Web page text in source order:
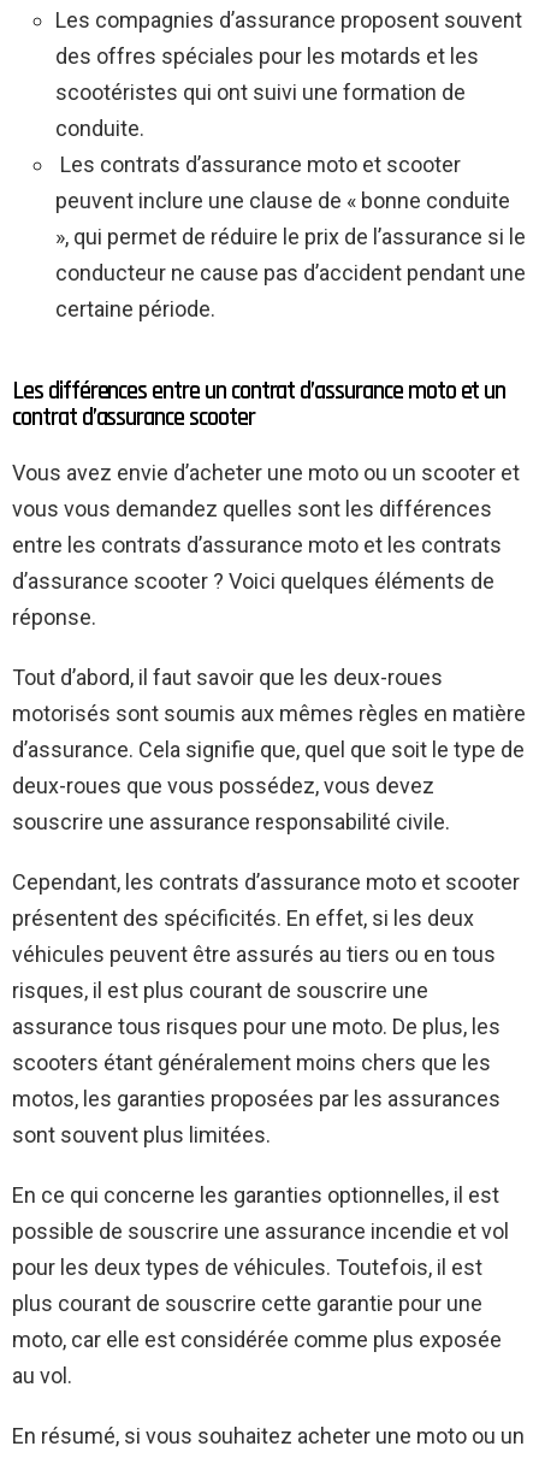
Les compagnies d’assurance proposent souvent
des offres spéciales pour les motards et les
scootéristes qui ont suivi une formation de
conduite.
Les contrats d’assurance moto et scooter
peuvent inclure une clause de « bonne conduite
», qui permet de réduire le prix de l’assurance si le
conducteur ne cause pas d’accident pendant une
certaine période.
Les différences entre un contrat d’assurance moto et un
contrat d’assurance scooter
Vous avez envie d’acheter une moto ou un scooter et
vous vous demandez quelles sont les différences
entre les contrats d’assurance moto et les contrats
d’assurance scooter ? Voici quelques éléments de
réponse.
Tout d’abord, il faut savoir que les deux-roues
motorisés sont soumis aux mêmes règles en matière
d’assurance. Cela signifie que, quel que soit le type de
deux-roues que vous possédez, vous devez
souscrire une assurance responsabilité civile.
Cependant, les contrats d’assurance moto et scooter
présentent des spécificités. En effet, si les deux
véhicules peuvent être assurés au tiers ou en tous
risques, il est plus courant de souscrire une
assurance tous risques pour une moto. De plus, les
scooters étant généralement moins chers que les
motos, les garanties proposées par les assurances
sont souvent plus limitées.
En ce qui concerne les garanties optionnelles, il est
possible de souscrire une assurance incendie et vol
pour les deux types de véhicules. Toutefois, il est
plus courant de souscrire cette garantie pour une
moto, car elle est considérée comme plus exposée
au vol.
En résumé, si vous souhaitez acheter une moto ou un